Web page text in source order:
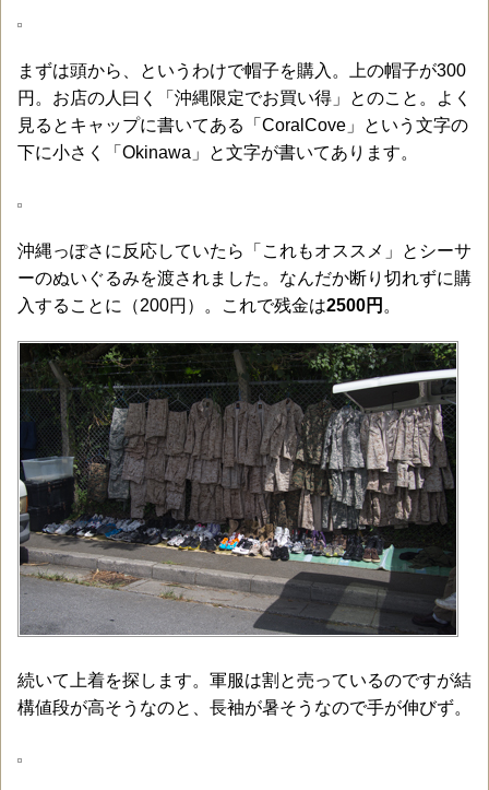
まずは頭から、というわけで帽子を購入。上の帽子が300
円。お店の人曰く「沖縄限定でお買い得」とのこと。よく
見るとキャップに書いてある「CoralCove」という文字の
下に小さく「Okinawa」と文字が書いてあります。
沖縄っぽさに反応していたら「これもオススメ」とシーサ
ーのぬいぐるみを渡されました。なんだか断り切れずに購
入することに（200円）。これで残金は2500円 。
続いて上着を探します。軍服は割と売っているのですが結
構値段が高そうなのと、長袖が暑そうなので手が伸びず。